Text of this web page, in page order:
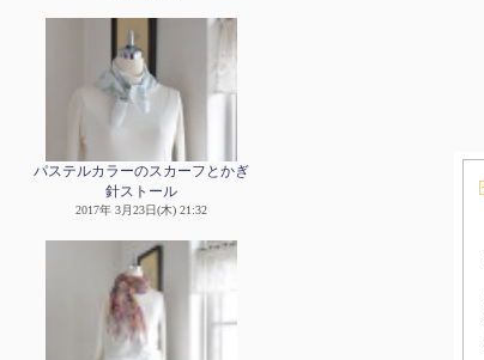
パステルカラーのスカーフとかぎ
針ストール
2017年 3月23日(木) 21:32